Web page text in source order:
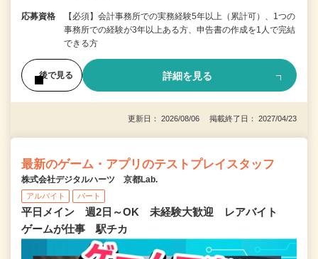
応募資格
【必須】会計事務所での実務経験5年以上（累計可）、1つの
事務所での経験が3年以上ある方、申告書の作成を1人で完結
できる方
後で見る 詳細を見る
更新日： 2026/08/06 掲載終了日： 2027/04/23
最新のゲーム・アプリのテストプレイスタッフ
株式会社デジタルハーツ 京都Lab.
アルバイト パート
平日メイン 週2日～OK 未経験大歓迎 レアバイト
ゲームが仕事 駅チカ